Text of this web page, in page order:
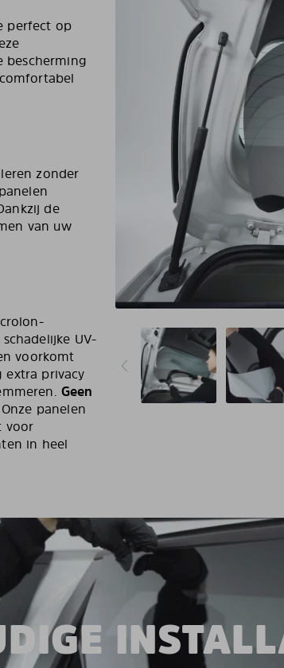
perfect op
bescherming
zonder
de
van uw
UV-
voorkomt
extra privacy
Geen
panelen
voor
in heel